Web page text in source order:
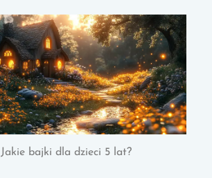
Jakie bajki dla dzieci 5 lat?